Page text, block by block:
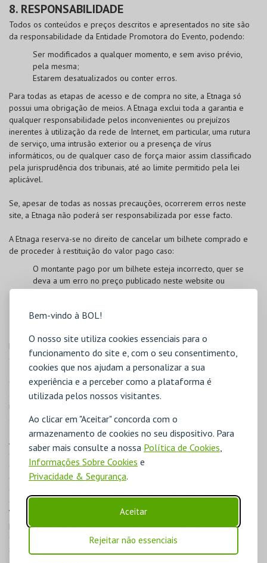
Bem-vindo à BOL!
O nosso site utiliza cookies essenciais para o
funcionamento do site e, com o seu consentimento,
cookies que nos ajudam a personalizar a sua
experiência e a perceber como a plataforma é
utilizada pelos nossos visitantes.
Ao clicar em "Aceitar" concorda com o
armazenamento de cookies no seu dispositivo. Para
saber mais consulte a nossa Política de Cookies,
Informações Sobre Cookies e
Privacidade & Segurança.
Aceitar
Rejeitar não essenciais
8. RESPONSABILIDADE
Todos os conteúdos e preços descritos e apresentados no site são
da responsabilidade da Entidade Promotora do Evento, podendo:
Ser modificados a qualquer momento, e sem aviso prévio,
pela mesma;
Estarem desatualizados ou conter erros.
Para todas as etapas de acesso e de compra no site, a Etnaga só
possui uma obrigação de meios. A Etnaga exclui toda a garantia e
qualquer responsabilidade pelos inconvenientes ou prejuízos
inerentes à utilização da rede de Internet, em particular, uma rutura
de serviço, uma intrusão exterior ou a presença de vírus
informáticos, ou de qualquer caso de força maior assim classificado
pela jurisprudência dos tribunais, até ao limite permitido pela lei
aplicável.
Se, apesar de todas as nossas precauções, ocorrerem erros neste
site, a Etnaga não poderá ser responsabilizada por esse facto.
A Etnaga reserva-se no direito de cancelar um bilhete comprado e
de proceder à restituição do valor pago caso:
O montante pago por um bilhete esteja incorrecto, quer se
deva a um erro no preço publicado neste website ou
Consiga adquirir um bilhete que não deveria ter sido colocado
Esta medida será aplicável quer o erro se deva a uma falha humana
ou a uma falha técnica na plataforma BOL.
O utilizador registado naBOLé responsável pelos seus dados de
acesso, devendo garantir a confidencialidade dos mesmos. É
igualmente responsável pelos seus dados pessoais e devida
atualização.
Ao assinalar "LI E ACEITO AS CONDIÇÕES GERAIS", o cliente expressa
o seu consentimento, livre e informado, através do qual aceita que
os seus dados pessoais sejam utilizados pela Opiniões Verificadas
(empresa externa, terceira) para recolher a sua avaliação após a
exclusivamente para as necessidades da solução. A Opiniões
Verificadas está estritamente proibida de comunicar a qualquer
pessoa informações pessoais ou nominativas que identifique o
cliente ou viole a sua privacidade. O cliente tem a oportunidade de
se opor à difusão desta informação para a Opiniões Verificadas